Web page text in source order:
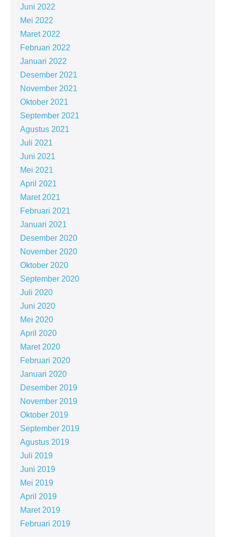
Juni 2022
Mei 2022
Maret 2022
Februari 2022
Januari 2022
Desember 2021
November 2021
Oktober 2021
September 2021
Agustus 2021
Juli 2021
Juni 2021
Mei 2021
April 2021
Maret 2021
Februari 2021
Januari 2021
Desember 2020
November 2020
Oktober 2020
September 2020
Juli 2020
Juni 2020
Mei 2020
April 2020
Maret 2020
Februari 2020
Januari 2020
Desember 2019
November 2019
Oktober 2019
September 2019
Agustus 2019
Juli 2019
Juni 2019
Mei 2019
April 2019
Maret 2019
Februari 2019